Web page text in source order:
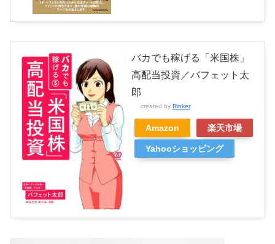
バカでも稼げる「米国株」
高配当投資／バフェット太
郎
created by Rinker
Amazon 楽天市場
Yahooショッピング